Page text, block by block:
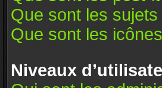
Que sont les
Que sont les
Niveaux